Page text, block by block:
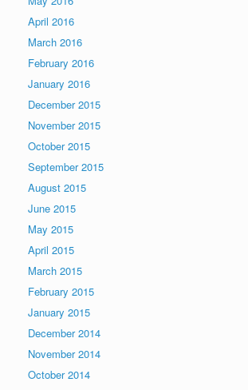
April 2016
March 2016
February 2016
January 2016
December 2015
November 2015
October 2015
September 2015
August 2015
June 2015
May 2015
April 2015
March 2015
February 2015
January 2015
December 2014
November 2014
October 2014